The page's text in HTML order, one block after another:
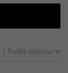
Podľa dátumu